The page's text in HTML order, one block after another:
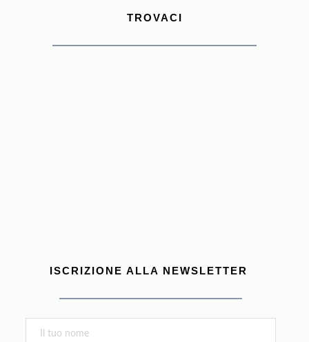
TROVACI
ISCRIZIONE ALLA NEWSLETTER